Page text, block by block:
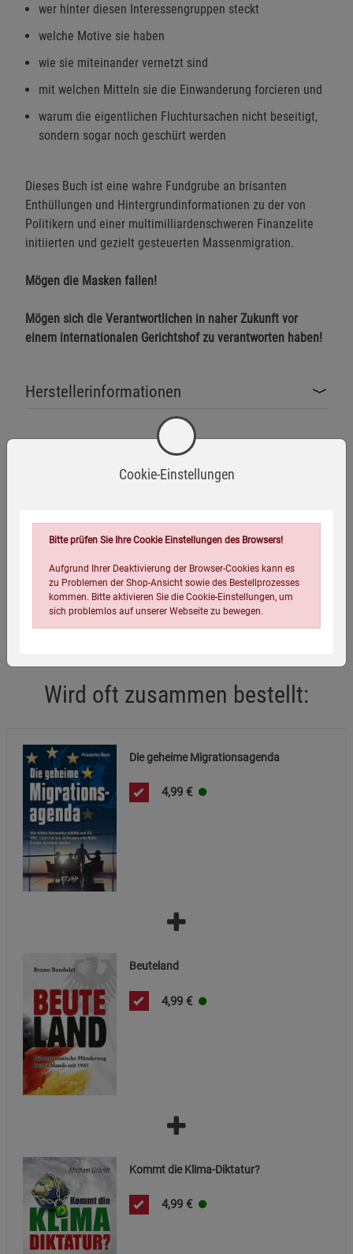
wer hinter diesen Interessengruppen steckt
welche Motive sie haben
wie sie miteinander vernetzt sind
mit welchen Mitteln sie die Einwanderung forcieren und
warum die eigentlichen Fluchtursachen nicht beseitigt,
sondern sogar noch geschürt werden
Dieses Buch ist eine wahre Fundgrube an brisanten
Enthüllungen und Hintergrundinformationen zu der von
Politikern und einer multimilliardenschweren Finanzelite
initiierten und gezielt gesteuerten Massenmigration.
Mögen die Masken fallen!
Mögen sich die Verantwortlichen in naher Zukunft vor
einem internationalen Gerichtshof zu verantworten haben!
Herstellerinformationen
Verpackungsgewicht:
400 Gramm
Verpackungsmaße (LxBxH):
21,5
Wird oft zusammen bestellt:
Die geheime Migrationsagenda
4,99 €
Beuteland
4,99 €
Kommt die Klima-Diktatur?
4,99 €
Cookie-Einstellungen
Bitte prüfen Sie Ihre Cookie Einstellungen des Browsers!
Aufgrund Ihrer Deaktivierung der Browser-Cookies kann es
zu Problemen der Shop-Ansicht sowie des Bestellprozesses
kommen. Bitte aktivieren Sie die Cookie-Einstellungen, um
sich problemlos auf unserer Webseite zu bewegen.
Einstellungen speichern für die GruppeEinstellungen speichern für die Gruppe
Zurück Einstellungen speichern für die Gruppe
Einwilligung nicht erteilen
Notwendige Cookies (5)
Beschreibung Notwendige Cookies
Cookie-Informationen
Beschreibung Funktionale Cookies
Cookie-Informationen
Statistik Cookies (2)
Beschreibung Statistik Cookies
Marketing Cookies (3)
Beschreibung Marketing Cookies